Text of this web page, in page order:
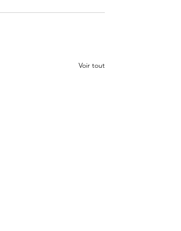
Voir tout